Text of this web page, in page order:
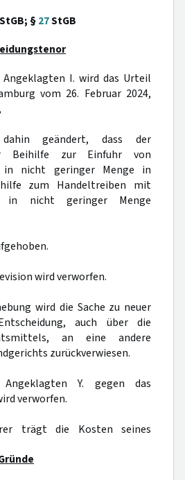
§27StGB
Angeklagten I. wird das Urteil
vom 26. Februar 2024,
geändert, dass der
Beihilfe zur Einfuhr von
in nicht geringer Menge in
zum Handeltreiben mit
in nicht geringer Menge
wird verworfen.
wird die Sache zu neuer
auch über die
an eine andere
zurückverwiesen.
Y. gegen das
verworfen.
trägt die Kosten seines